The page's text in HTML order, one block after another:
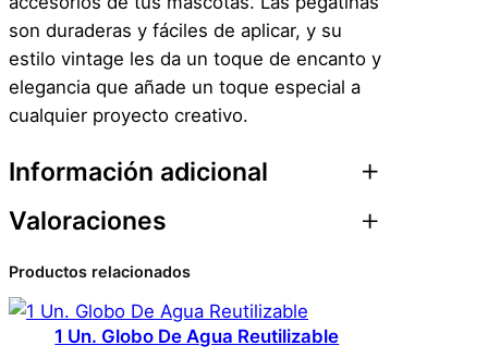
son duraderas y fáciles de aplicar, y su
estilo vintage les da un toque de encanto y
elegancia que añade un toque especial a
cualquier proyecto creativo.
Información adicional
Atributos
Dimensiones
Marca Genérica
Valoraciones
0 valoraciones en 40
Sticker Scrapbook
Productos relacionados
1 Un. Globo De Agua Reutilizable